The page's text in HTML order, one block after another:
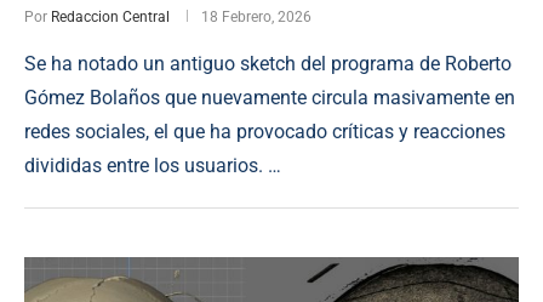
Por Redaccion Central 18 Febrero, 2026
Se ha notado un antiguo sketch del programa de Roberto
Gómez Bolaños que nuevamente circula masivamente en
redes sociales, el que ha provocado críticas y reacciones
divididas entre los usuarios. …